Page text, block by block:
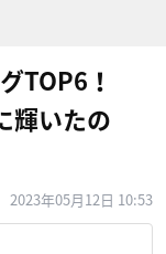
TOP6！
輝いたの
2023年05月12日 10:53